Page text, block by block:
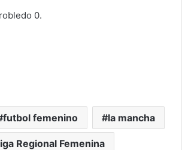
0.
futbol femenino la mancha
Regional Femenina